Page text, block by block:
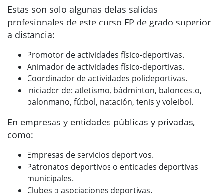
Estas son solo algunas delas salidas
profesionales de este curso FP de grado superior
a distancia:
Promotor de actividades físico-deportivas.
Animador de actividades físico-deportivas.
Coordinador de actividades polideportivas.
Iniciador de: atletismo, bádminton, baloncesto,
balonmano, fútbol, natación, tenis y voleibol.
En empresas y entidades públicas y privadas,
como:
Empresas de servicios deportivos.
Patronatos deportivos o entidades deportivas
municipales.
Clubes o asociaciones deportivas.